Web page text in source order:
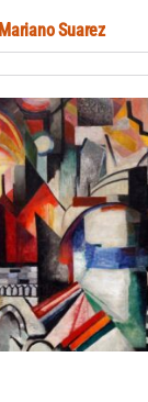
Mariano Suarez